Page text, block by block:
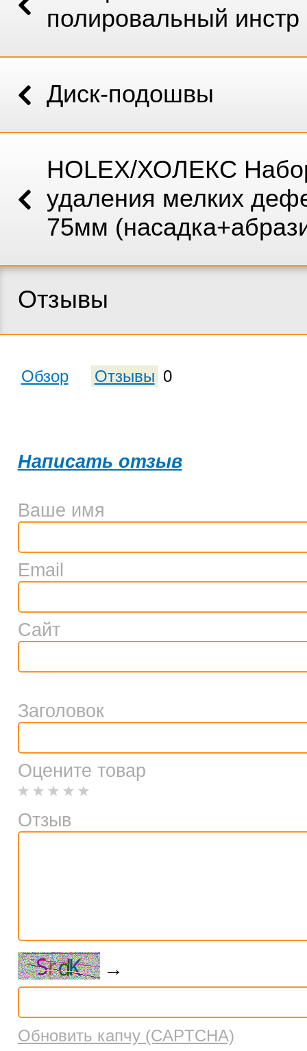
полировальный инстр
Диск-подошвы
HOLEX/ХОЛЕКС
удаления мелких
75мм
Отзывы
Обзор Отзывы 0
Написать отзыв
Ваше имя
Email
Сайт
Заголовок
Оцените товар
Отзыв
→
Обновить капчу (CAPTCHA)